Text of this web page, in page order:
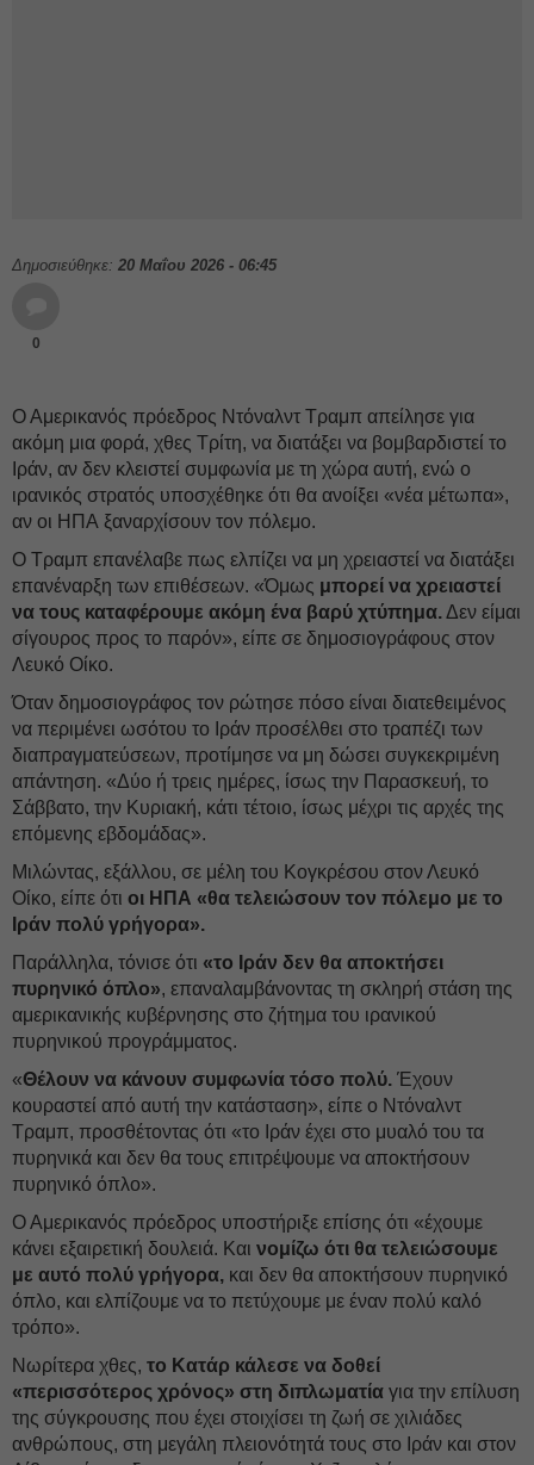
Δημοσιεύθηκε: 20 Μαΐου 2026 - 06:45
0
Ο Αμερικανός πρόεδρος Ντόναλντ Τραμπ απείλησε για
ακόμη μια φορά, χθες Τρίτη, να διατάξει να βομβαρδιστεί το
Ιράν, αν δεν κλειστεί συμφωνία με τη χώρα αυτή, ενώ ο
ιρανικός στρατός υποσχέθηκε ότι θα ανοίξει «νέα μέτωπα»,
αν οι ΗΠΑ ξαναρχίσουν τον πόλεμο.
Ο Τραμπ επανέλαβε πως ελπίζει να μη χρειαστεί να διατάξει
επανέναρξη των επιθέσεων. «Όμως μπορεί να χρειαστεί
να τους καταφέρουμε ακόμη ένα βαρύ χτύπημα.Δεν είμαι
σίγουρος προς το παρόν», είπε σε δημοσιογράφους στον
Λευκό Οίκο.
Όταν δημοσιογράφος τον ρώτησε πόσο είναι διατεθειμένος
να περιμένει ωσότου το Ιράν προσέλθει στο τραπέζι των
διαπραγματεύσεων, προτίμησε να μη δώσει συγκεκριμένη
απάντηση. «Δύο ή τρεις ημέρες, ίσως την Παρασκευή, το
Σάββατο, την Κυριακή, κάτι τέτοιο, ίσως μέχρι τις αρχές της
επόμενης εβδομάδας».
Μιλώντας, εξάλλου, σε μέλη του Κογκρέσου στον Λευκό
Οίκο, είπε ότι οι ΗΠΑ «θα τελειώσουν τον πόλεμο με το
Ιράν πολύ γρήγορα».
Παράλληλα, τόνισε ότι «το Ιράν δεν θα αποκτήσει
πυρηνικό όπλο», επαναλαμβάνοντας τη σκληρή στάση της
αμερικανικής κυβέρνησης στο ζήτημα του ιρανικού
πυρηνικού προγράμματος.
«Θέλουν να κάνουν συμφωνία τόσο πολύ. Έχουν
κουραστεί από αυτή την κατάσταση», είπε ο Ντόναλντ
Τραμπ, προσθέτοντας ότι «το Ιράν έχει στο μυαλό του τα
πυρηνικά και δεν θα τους επιτρέψουμε να αποκτήσουν
πυρηνικό όπλο».
Ο Αμερικανός πρόεδρος υποστήριξε επίσης ότι «έχουμε
κάνει εξαιρετική δουλειά. Και νομίζω ότι θα τελειώσουμε
με αυτό πολύ γρήγορα, και δεν θα αποκτήσουν πυρηνικό
όπλο, και ελπίζουμε να το πετύχουμε με έναν πολύ καλό
τρόπο».
Νωρίτερα χθες, το Κατάρ κάλεσε να δοθεί
«περισσότερος χρόνος» στη διπλωματία για την επίλυση
της σύγκρουσης που έχει στοιχίσει τη ζωή σε χιλιάδες
ανθρώπους, στη μεγάλη πλειονότητά τους στο Ιράν και στον